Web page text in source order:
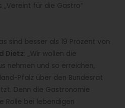
„Vereint für die Gastro“
sind besser als 19 Prozent von
Dietz : „Wir wollen die
nehmen und so erreichen,
Pfalz über den Bundesrat
Denn die Gastronomie
Rolle bei lebendigen